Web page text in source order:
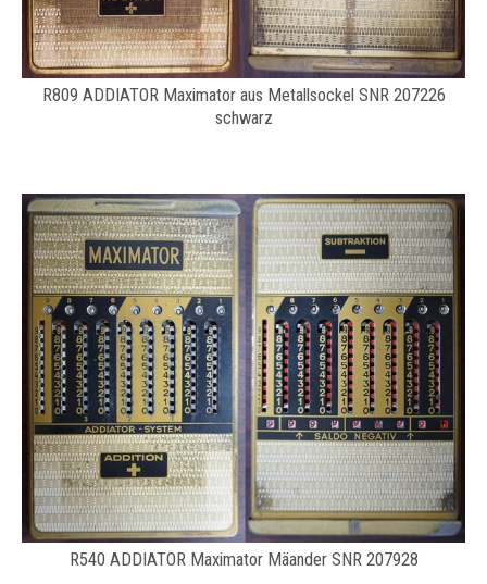
R809 ADDIATOR Maximator aus Metallsockel SNR 207226
schwarz
R540 ADDIATOR Maximator Mäander SNR 207928